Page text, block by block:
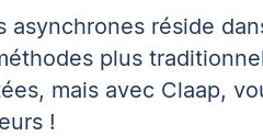
asynchrones réside
plus
mais avec Claap,
!